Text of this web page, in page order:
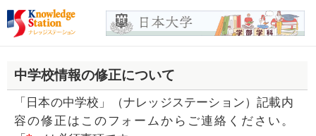
中学校情報の修正について
「日本の中学校」（ナレッジステーション）記載内
容の修正はこのフォームからご連絡ください。